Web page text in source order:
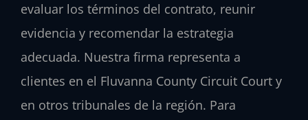
evaluar los términos del contrato, reunir
evidencia y recomendar la estrategia
adecuada. Nuestra firma representa a
clientes en el Fluvanna County Circuit Court y
en otros tribunales de la región. Para